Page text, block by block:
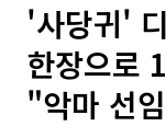
'사당귀'
한장으로
"악마 선